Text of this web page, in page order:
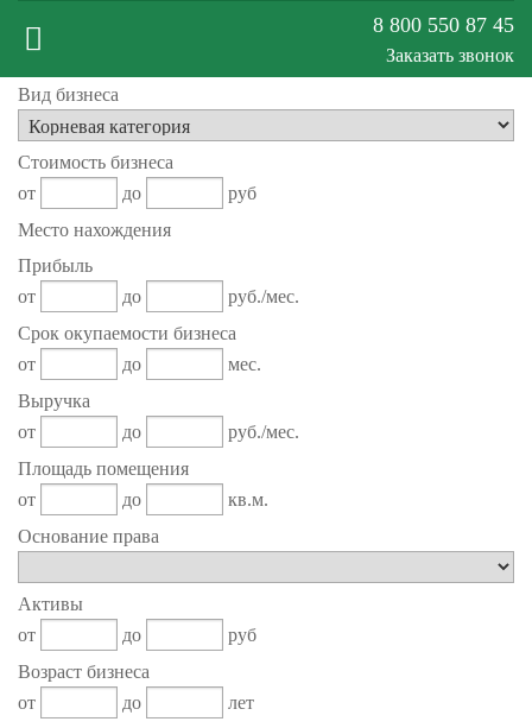
Меню
сайта
8 800 550 87 45
Заказать звонок
Вид бизнеса
Стоимость бизнеса
от
до
руб
Место нахождения
Прибыль
от
до
руб./мес.
Срок окупаемости бизнеса
от
до
мес.
Выручка
от
до
руб./мес.
Площадь помещения
от
до
кв.м.
Основание права
Активы
от
до
руб
Возраст бизнеса
от
до
лет